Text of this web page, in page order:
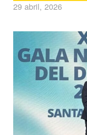
29 abril, 2026